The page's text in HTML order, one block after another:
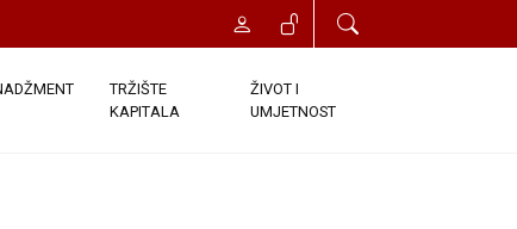
TRŽIŠTE
KAPITALA
ŽIVOT I
UMJETNOST